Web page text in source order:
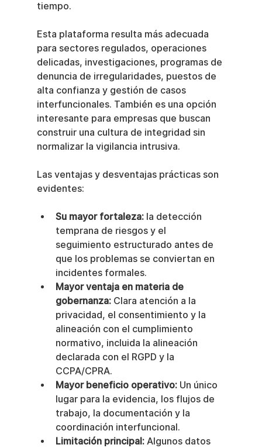
tiempo.
Esta plataforma resulta más adecuada
para sectores regulados, operaciones
delicadas, investigaciones, programas de
denuncia de irregularidades, puestos de
alta confianza y gestión de casos
interfuncionales. También es una opción
interesante para empresas que buscan
construir una cultura de integridad sin
normalizar la vigilancia intrusiva.
Las ventajas y desventajas prácticas son
evidentes:
Su mayor fortaleza: la detección
temprana de riesgos y el
seguimiento estructurado antes de
que los problemas se conviertan en
incidentes formales.
Mayor ventaja en materia de
gobernanza: Clara atención a la
privacidad, el consentimiento y la
alineación con el cumplimiento
normativo, incluida la alineación
declarada con el RGPD y la
CCPA/CPRA.
Mayor beneficio operativo: Un único
lugar para la evidencia, los flujos de
trabajo, la documentación y la
coordinación interfuncional.
Limitación principal: Algunos datos